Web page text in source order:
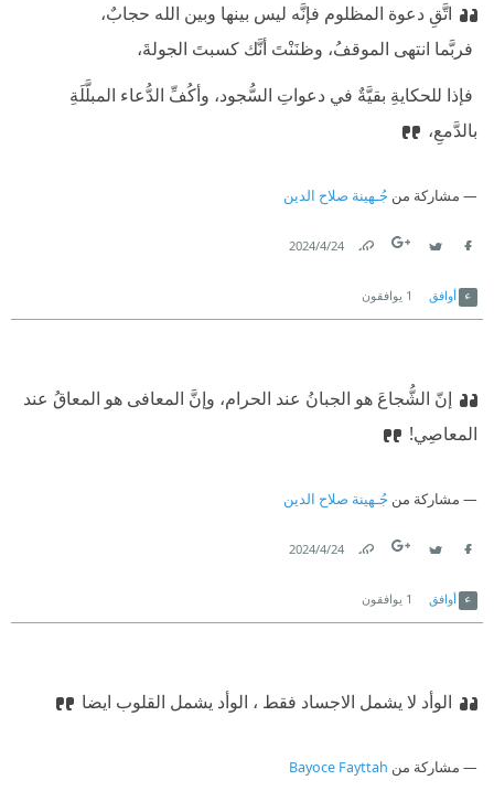
اتَّقِ دعوة المظلوم فإنَّه ليس بينها وبين الله حجابٌ،
‫ فربَّما انتهى الموقفُ، وظنَنْتَ أنَّك كسبتَ الجولةَ،
‫ فإذا للحكايةِ بقيَّةٌ في دعواتِ السُّجود، وأكُفِّ الدُّعاء المبلَّلَةِ
بالدَّمعِ،
مشاركة من جُـهينة صلاح الدين
24‏/4‏/2024
أوافق 1 يوافقون
إنّ الشُّجاعَ هو الجبانُ عند الحرام، وإنَّ المعافى هو المعاقُ عند
المعاصِي!
مشاركة من جُـهينة صلاح الدين
24‏/4‏/2024
أوافق 1 يوافقون
الوأد لا يشمل الاجساد فقط ، الوأد يشمل القلوب ايضا
مشاركة من Bayoce Fayttah